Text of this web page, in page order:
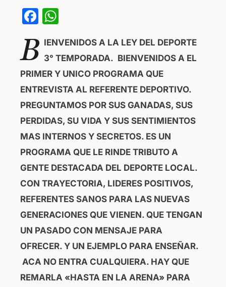
F
c
e
b
o
o
k
at
s
A
p
p
B IENVENIDOS A LA LEY DEL DEPORTE
3° TEMPORADA. BIENVENIDOS A EL
PRIMER Y UNICO PROGRAMA QUE
ENTREVISTA AL REFERENTE DEPORTIVO.
PREGUNTAMOS POR SUS GANADAS, SUS
PERDIDAS, SU VIDA Y SUS SENTIMIENTOS
MAS INTERNOS Y SECRETOS. ES UN
PROGRAMA QUE LE RINDE TRIBUTO A
GENTE DESTACADA DEL DEPORTE LOCAL.
CON TRAYECTORIA, LIDERES POSITIVOS,
REFERENTES SANOS PARA LAS NUEVAS
GENERACIONES QUE VIENEN. QUE TENGAN
UN PASADO CON MENSAJE PARA
OFRECER. Y UN EJEMPLO PARA ENSEÑAR.
ACA NO ENTRA CUALQUIERA. HAY QUE
REMARLA «HASTA EN LA ARENA» PARA